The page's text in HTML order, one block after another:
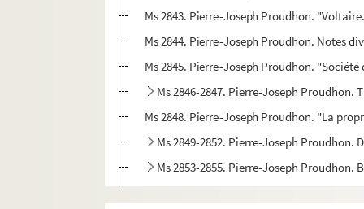
Ms 2843. Pierre-Joseph Proudhon.
Ms 2844. Pierre-Joseph Proudhon. Notes
Ms 2845. Pierre-Joseph Proudhon.
Ms 2846-2847. Pierre-Joseph Proudhon.
Ms 2848. Pierre-Joseph Proudhon. "La
Ms 2849-2852. Pierre-Joseph
Ms 2853-2855. Pierre-Joseph